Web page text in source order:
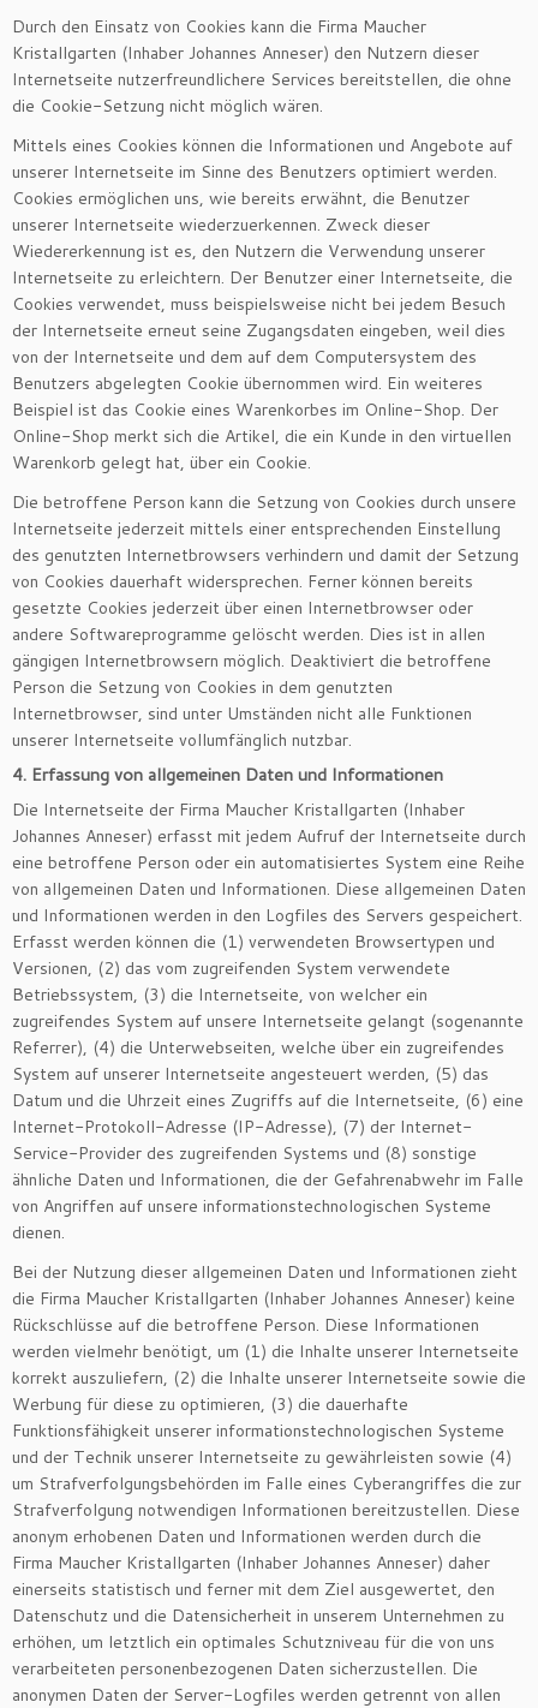
Durch den Einsatz von Cookies kann die Firma Maucher
Kristallgarten (Inhaber Johannes Anneser) den Nutzern dieser
Internetseite nutzerfreundlichere Services bereitstellen, die ohne
die Cookie-Setzung nicht möglich wären.
Mittels eines Cookies können die Informationen und Angebote auf
unserer Internetseite im Sinne des Benutzers optimiert werden.
Cookies ermöglichen uns, wie bereits erwähnt, die Benutzer
unserer Internetseite wiederzuerkennen. Zweck dieser
Wiedererkennung ist es, den Nutzern die Verwendung unserer
Internetseite zu erleichtern. Der Benutzer einer Internetseite, die
Cookies verwendet, muss beispielsweise nicht bei jedem Besuch
der Internetseite erneut seine Zugangsdaten eingeben, weil dies
von der Internetseite und dem auf dem Computersystem des
Benutzers abgelegten Cookie übernommen wird. Ein weiteres
Beispiel ist das Cookie eines Warenkorbes im Online-Shop. Der
Online-Shop merkt sich die Artikel, die ein Kunde in den virtuellen
Warenkorb gelegt hat, über ein Cookie.
Die betroffene Person kann die Setzung von Cookies durch unsere
Internetseite jederzeit mittels einer entsprechenden Einstellung
des genutzten Internetbrowsers verhindern und damit der Setzung
von Cookies dauerhaft widersprechen. Ferner können bereits
gesetzte Cookies jederzeit über einen Internetbrowser oder
andere Softwareprogramme gelöscht werden. Dies ist in allen
gängigen Internetbrowsern möglich. Deaktiviert die betroffene
Person die Setzung von Cookies in dem genutzten
Internetbrowser, sind unter Umständen nicht alle Funktionen
unserer Internetseite vollumfänglich nutzbar.
4. Erfassung von allgemeinen Daten und Informationen
Die Internetseite der Firma Maucher Kristallgarten (Inhaber
Johannes Anneser) erfasst mit jedem Aufruf der Internetseite durch
eine betroffene Person oder ein automatisiertes System eine Reihe
von allgemeinen Daten und Informationen. Diese allgemeinen Daten
und Informationen werden in den Logfiles des Servers gespeichert.
Erfasst werden können die (1) verwendeten Browsertypen und
Versionen, (2) das vom zugreifenden System verwendete
Betriebssystem, (3) die Internetseite, von welcher ein
zugreifendes System auf unsere Internetseite gelangt (sogenannte
Referrer), (4) die Unterwebseiten, welche über ein zugreifendes
System auf unserer Internetseite angesteuert werden, (5) das
Datum und die Uhrzeit eines Zugriffs auf die Internetseite, (6) eine
Internet-Protokoll-Adresse (IP-Adresse), (7) der Internet-
Service-Provider des zugreifenden Systems und (8) sonstige
ähnliche Daten und Informationen, die der Gefahrenabwehr im Falle
von Angriffen auf unsere informationstechnologischen Systeme
dienen.
Bei der Nutzung dieser allgemeinen Daten und Informationen zieht
die Firma Maucher Kristallgarten (Inhaber Johannes Anneser) keine
Rückschlüsse auf die betroffene Person. Diese Informationen
werden vielmehr benötigt, um (1) die Inhalte unserer Internetseite
korrekt auszuliefern, (2) die Inhalte unserer Internetseite sowie die
Werbung für diese zu optimieren, (3) die dauerhafte
Funktionsfähigkeit unserer informationstechnologischen Systeme
und der Technik unserer Internetseite zu gewährleisten sowie (4)
um Strafverfolgungsbehörden im Falle eines Cyberangriffes die zur
Strafverfolgung notwendigen Informationen bereitzustellen. Diese
anonym erhobenen Daten und Informationen werden durch die
Firma Maucher Kristallgarten (Inhaber Johannes Anneser) daher
einerseits statistisch und ferner mit dem Ziel ausgewertet, den
Datenschutz und die Datensicherheit in unserem Unternehmen zu
erhöhen, um letztlich ein optimales Schutzniveau für die von uns
verarbeiteten personenbezogenen Daten sicherzustellen. Die
anonymen Daten der Server-Logfiles werden getrennt von allen